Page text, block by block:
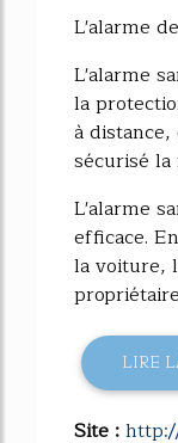
L'alarme
L'alarme
la
à
sécurisé la
L'alarme
efficace.
la voiture,
LIRE
Site :